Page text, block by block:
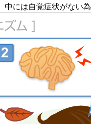
中には自覚症状がない